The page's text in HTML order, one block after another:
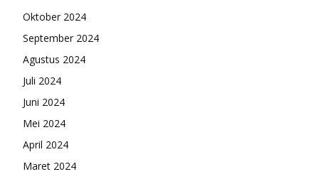
Oktober 2024
September 2024
Agustus 2024
Juli 2024
Juni 2024
Mei 2024
April 2024
Maret 2024